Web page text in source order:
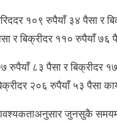
१०९ रुपैयाँ ३४ पैसा र
र बिक्रीदर ११० रुपैयाँ ७६
रुपैयाँ ८३ पैसा र बिक्रीदर
२०६ रुपैयाँ ५३ पैसा
जुनसुकै